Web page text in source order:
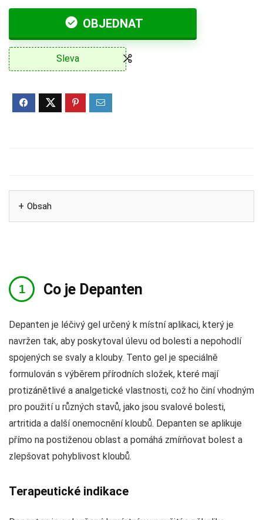
OBJEDNAT
Sleva
Obsah
Co je Depanten
Depanten je léčivý gel určený k místní aplikaci, který je
navržen tak, aby poskytoval úlevu od bolesti a nepohodlí
spojených se svaly a klouby. Tento gel je speciálně
formulován s výběrem přírodních složek, které mají
protizánětlivé a analgetické vlastnosti, což ho činí vhodným
pro použití u různých stavů, jako jsou svalové bolesti,
artritida a další onemocnění kloubů. Depanten se aplikuje
přímo na postiženou oblast a pomáhá zmírňovat bolest a
zlepšovat pohyblivost kloubů.
Terapeutické indikace